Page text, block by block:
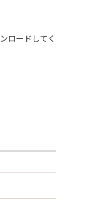
ロードしてく